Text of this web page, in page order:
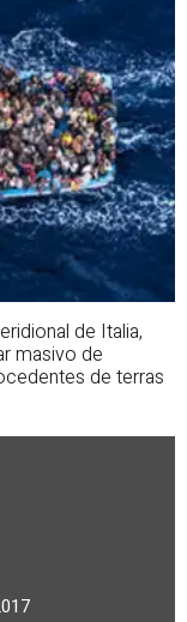
de Italia,
masivo de
de terras